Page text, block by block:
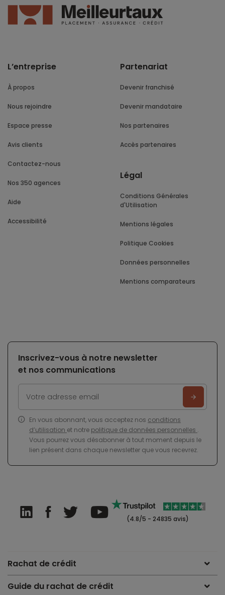
L’entreprise
À propos
Nous rejoindre
Espace presse
Avis clients
Contactez-nous
Nos 350 agences
Aide
Accessibilité
Partenariat
Devenir franchisé
Devenir mandataire
Nos partenaires
Accès partenaires
Légal
Conditions Générales
d'Utilisation
Mentions légales
Politique Cookies
Données personnelles
Mentions comparateurs
Inscrivez-vous à notre newsletter
et nos communications
En vous abonnant, vous acceptez nos conditions
d’utilisation et notre politique de données personnelles .
Vous pourrez vous désabonner à tout moment depuis le
lien présent dans chaque newsletter que vous recevrez.
(4.8/5 - 24835 avis)
Rachat de crédit
Guide du rachat de crédit